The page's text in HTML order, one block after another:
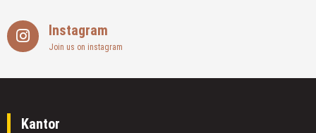
Instagram
Join us on instagram
Kantor